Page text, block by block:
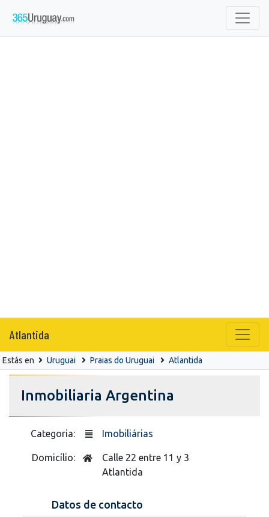
Atlantida
Estás en Uruguai Praias do Uruguai Atlantida
Inmobiliaria Argentina
Categoria: Imobiliárias
Domicílio:
Calle 22 entre 11 y 3
Atlantida
Datos de contacto